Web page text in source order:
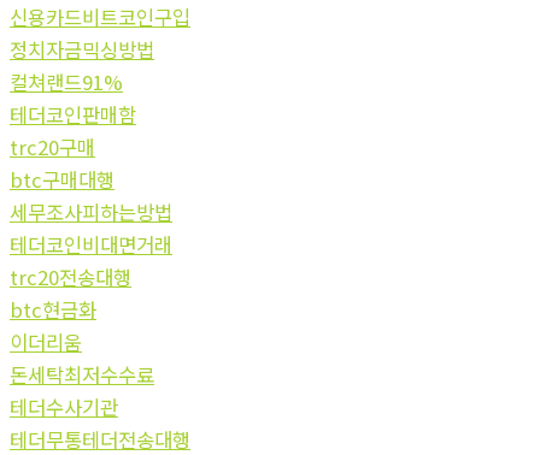
신용카드비트코인구입
정치자금믹싱방법
컬쳐랜드91%
테더코인판매함
trc20구매
btc구매대행
세무조사피하는방법
테더코인비대면거래
trc20전송대행
btc현금화
이더리움
돈세탁최저수수료
테더수사기관
테더무통테더전송대행